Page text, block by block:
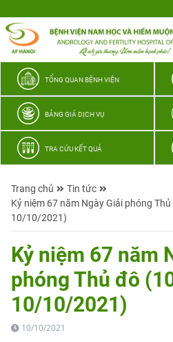
thương
TỔNG QUAN BỆNH VIỆN
BẢNG GIÁ DỊCH VỤ
TRA CỨU KẾT QUẢ
Trang chủ
Tin tức
Kỷ niệm 67 năm Ngày Giải phóng
10/10/2021)
Kỷ niệm 67 năm
phóng Thủ đô
10/10/2021)
10/10/2021